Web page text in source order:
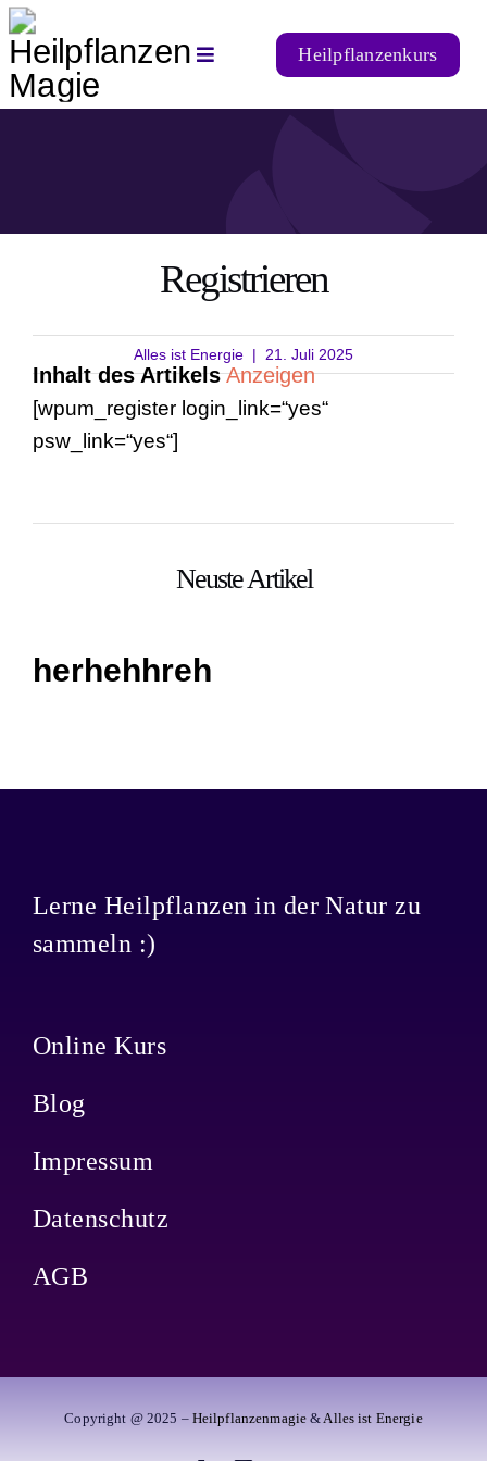
Zum
Inhalt
springen
Toggle
Natürliche Ernährung
➡️ Login
Heilpflanzenkurs
Registrieren
Alles ist Energie | 21. Juli 2025
Inhalt des Artikels Anzeigen
[wpum_register login_link=“yes“
psw_link=“yes“]
Neuste Artikel
herhehhreh
Lerne Heilpflanzen in der Natur zu
sammeln :)
Online Kurs
Blog
Impressum
Datenschutz
AGB
Copyright @ 2025 – Heilpflanzenmagie & Alles ist Energie